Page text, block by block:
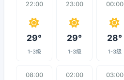
22:00
29°
1-3级
23:00
29°
1-3级
00:00
28°
1-3级
08:00 02:00 03:00